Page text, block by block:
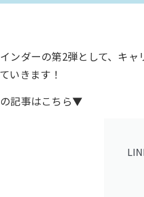
ンダーの第2弾として、キ
いきます！
記事はこちら▼